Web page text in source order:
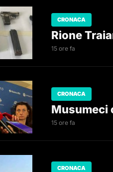
CRONACA
Rione
15 ore fa
CRONACA
Musumeci
15 ore fa
CRONACA